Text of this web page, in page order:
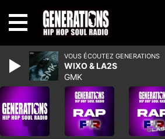
VOUS ÉCOUTEZ GENERATIONS
WIXO & LA2S
GMK